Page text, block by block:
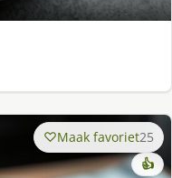
Maak favoriet25
👍